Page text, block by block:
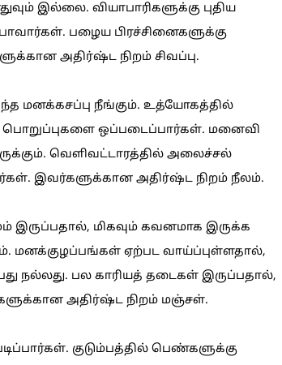
இல்லை. வியாபாரிகளுக்கு புதிய
பழைய பிரச்சினைகளுக்கு
அதிர்ஷ்ட நிறம் சிவப்பு.
மனக்கசப்பு நீங்கும். உத்யோகத்தில்
பொறுப்புகளை ஒப்படைப்பார்கள். மனைவி
வெளிவட்டாரத்தில் அலைச்சல்
இவர்களுக்கான அதிர்ஷ்ட நிறம் நீலம்.
இருப்பதால், மிகவும் கவனமாக இருக்க
மனக்குழப்பங்கள் ஏற்பட வாய்ப்புள்ளதால்,
நல்லது. பல காரியத் தடைகள் இருப்பதால்,
அதிர்ஷ்ட நிறம் மஞ்சள்.
குடும்பத்தில் பெண்களுக்கு